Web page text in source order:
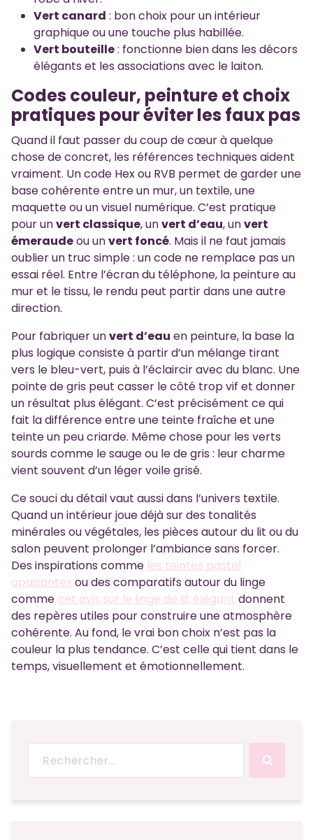
Vert canard : bon choix pour un intérieur
graphique ou une touche plus habillée.
Vert bouteille: fonctionne bien dans les décors
élégants et les associations avec le laiton.
Codes couleur, peinture et choix
pratiques pour éviter les faux pas
Quand il faut passer du coup de cœur à quelque
chose de concret, les références techniques aident
vraiment. Un code Hex ou RVB permet de garder une
base cohérente entre un mur, un textile, une
maquette ou un visuel numérique. C’est pratique
pour unvert classique, unvert d’eau, unvert
émeraudeou unvert foncé. Mais il ne faut jamais
oublier un truc simple : un code ne remplace pas un
essai réel. Entre l’écran du téléphone, la peinture au
mur et le tissu, le rendu peut partir dans une autre
direction.
Pour fabriquer unvert d’eau en peinture, la base la
plus logique consiste à partir d’un mélange tirant
vers le bleu-vert, puis à l’éclaircir avec du blanc. Une
pointe de gris peut casser le côté trop vif et donner
un résultat plus élégant. C’est précisément ce qui
fait la différence entre une teinte fraîche et une
teinte un peu criarde. Même chose pour les verts
sourds comme le sauge ou le de gris : leur charme
vient souvent d’un léger voile grisé.
Ce souci du détail vaut aussi dans l’univers textile.
Quand un intérieur joue déjà sur des tonalités
minérales ou végétales, les pièces autour du lit ou du
salon peuvent prolonger l’ambiance sans forcer.
Des inspirations comme les teintes pastel
apaisantes ou des comparatifs autour du linge
comme cet avis sur le linge de lit élégant donnent
des repères utiles pour construire une atmosphère
cohérente. Au fond, le vrai bon choix n’est pas la
couleur la plus tendance. C’est celle qui tient dans le
temps, visuellement et émotionnellement.
pour :